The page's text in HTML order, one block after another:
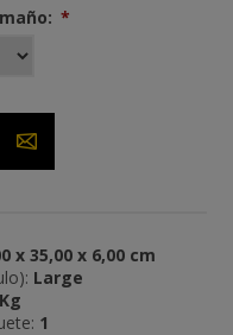
*
x 35,00 x 6,00 cm
Large
1